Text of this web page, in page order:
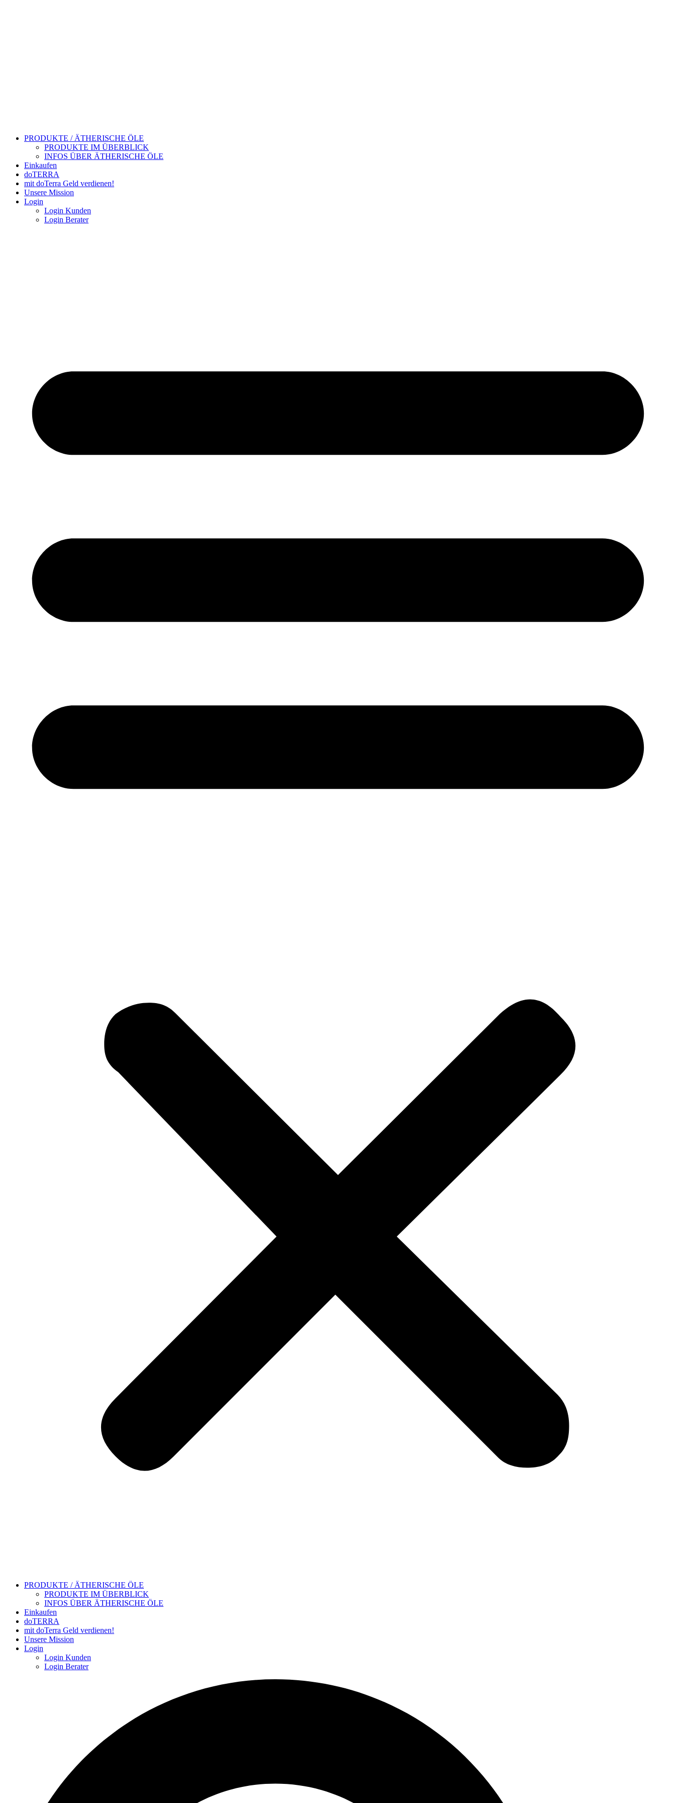
PRODUKTE / ÄTHERISCHE ÖLE
PRODUKTE IM ÜBERBLICK
INFOS ÜBER ÄTHERISCHE ÖLE
Einkaufen
doTERRA
mit doTerra Geld verdienen!
Unsere Mission
Login
Login Kunden
Login Berater
PRODUKTE / ÄTHERISCHE ÖLE
PRODUKTE IM ÜBERBLICK
INFOS ÜBER ÄTHERISCHE ÖLE
Einkaufen
doTERRA
mit doTerra Geld verdienen!
Unsere Mission
Login
Login Kunden
Login Berater